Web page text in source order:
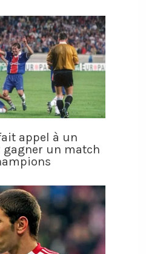
fait appel à un
un match